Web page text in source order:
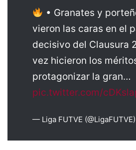
• Granates y
vieron las caras en el
decisivo del Clausura
vez hicieron los
protagonizar la gran…
pic.twitter.com/
— Liga FUTVE (@LigaFUTVE)